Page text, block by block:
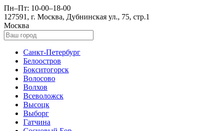
Пн–Пт: 10-00–18-00
127591, г. Москва, Дубнинская ул., 75, стр.1
Москва
Санкт-Петербург
Белоостров
Бокситогорск
Волосово
Волхов
Всеволожск
Высоцк
Выборг
Гатчина